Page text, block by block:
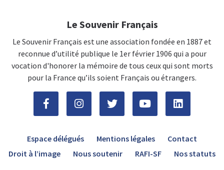
Le Souvenir Français
Le Souvenir Français est une association fondée en 1887 et
reconnue d’utilité publique le 1er février 1906 qui a pour
vocation d'honorer la mémoire de tous ceux qui sont morts
pour la France qu’ils soient Français ou étrangers.
Espace délégués Mentions légales
Contact
Droit à l’image
Nous soutenir RAFI-SF Nos statuts